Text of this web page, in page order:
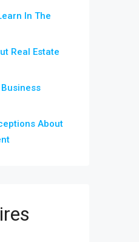
In The
Real Estate
About